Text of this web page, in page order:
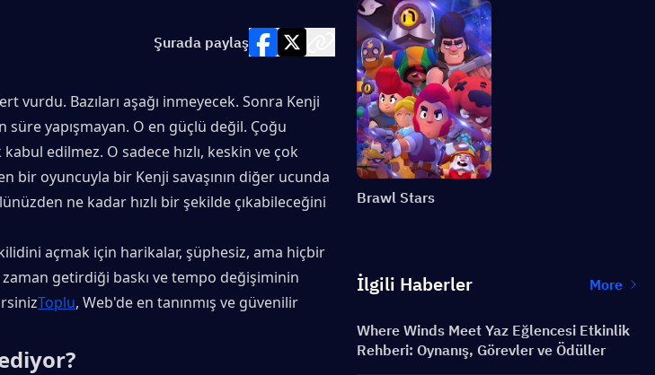
Şurada paylaş
vurdu. Bazıları aşağı inmeyecek. Sonra Kenji
yapışmayan. O en güçlü değil. Çoğu
edilmez. O sadece hızlı, keskin ve çok
bir oyuncuyla bir Kenji savaşının diğer ucunda
ne kadar hızlı bir şekilde çıkabileceğini
açmak için harikalar, şüphesiz, ama hiçbir
getirdiği baskı ve tempo değişiminin
Toplu, Web'de en tanınmış ve güvenilir
Brawl Stars
İlgili Haberler More
Where Winds Meet Yaz Eğlencesi Etkinlik
Rehberi: Oynanış, Görevler ve Ödüller